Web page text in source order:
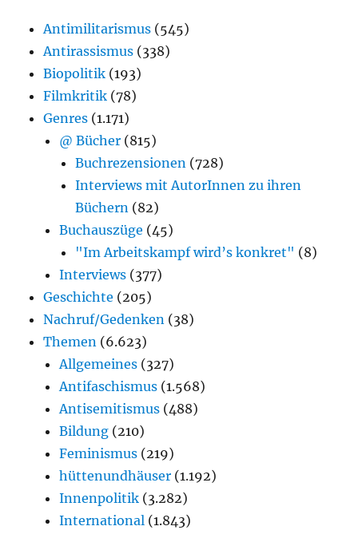
Antimilitarismus (545)
Antirassismus (338)
Biopolitik (193)
Filmkritik (78)
Genres (1.171)
@ Bücher (815)
Buchrezensionen (728)
Interviews mit AutorInnen zu ihren
Büchern (82)
Buchauszüge (45)
"Im Arbeitskampf wird’s konkret" (8)
Interviews (377)
Geschichte (205)
Nachruf/Gedenken (38)
Themen (6.623)
Allgemeines (327)
Antifaschismus (1.568)
Antisemitismus (488)
Bildung (210)
Feminismus (219)
hüttenundhäuser (1.192)
Innenpolitik (3.282)
International (1.843)